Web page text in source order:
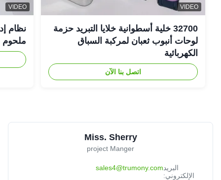
VIDEO
32700 خلية أسطوانية خلايا التبريد حزمة
لوحات أنبوب ثعبان لمركبة السباق
الكهربائية
اتصل بنا الآن
VIDEO
نظام
ملحوم FSW
Miss. Sherry
project Manger
البريد
الإلكتروني:
sales4@trumony.com